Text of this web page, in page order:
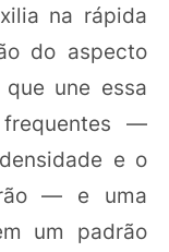
na rápida
do aspecto
une essa
—
e o
— e uma
um padrão